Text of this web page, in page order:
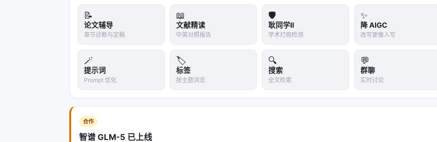
了位置偏差（因为模型可能对A/B位置有先入为主的偏见）。
阶段3：枢轴选择（Pivot Selection）
根据环形传递的结果，按平均偏好排名，选出top-k作为"枢
轴"（pivots）。这些枢轴是初步筛选出的强者。
阶段4：枢轴锦标赛
非枢轴 vs 枢轴：每个非枢轴候选与每个枢轴比较
枢轴 vs 枢轴：所有枢轴之间互相比较
阶段5：选择冠军聚合所有比较结果，计算每个候选的胜场质量（wins除以总场数），选择最高者。
3.3 复杂度分析
📝
论文辅导
章节诊断与定稿
📖
文献精读
中英对照报告
🛡️
耿同学II
学术打假检测
✨
降 AIGC
改写更像人写
🪄
提示词
Prompt 优化
🏷️
标签
按主题浏览
🔍
搜索
全文检索
💬
群聊
实时讨论
合作
智谱 GLM-5 已上线